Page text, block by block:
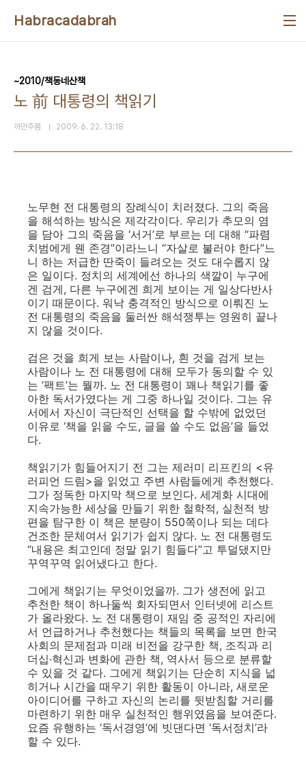
Habracadabrah
~2010/책동네산책
노 前 대통령의 책읽기
까만주름 2009. 6. 22. 13:18
노무현 전 대통령의 장례식이 치러졌다. 그의 죽음
을 해석하는 방식은 제각각이다. 우리가 추모의 염
을 담아 그의 죽음을 ‘서거’로 부르는 데 대해 “파렴
치범에게 웬 존경”이라느니 “자살로 불러야 한다”느
니 하는 저급한 딴죽이 들려오는 것도 대수롭지 않
은 일이다. 정치의 세계에선 하나의 색깔이 누구에
겐 검게, 다른 누구에겐 희게 보이는 게 일상다반사
이기 때문이다. 워낙 충격적인 방식으로 이뤄진 노
전 대통령의 죽음을 둘러싼 해석쟁투는 영원히 끝나
지 않을 것이다.
검은 것을 희게 보는 사람이나, 흰 것을 검게 보는
사람이나 노 전 대통령에 대해 모두가 동의할 수 있
는 ‘팩트’는 뭘까. 노 전 대통령이 꽤나 책읽기를 좋
아한 독서가였다는 게 그중 하나일 것이다. 그는 유
서에서 자신이 극단적인 선택을 할 수밖에 없었던
이유로 ‘책을 읽을 수도, 글을 쓸 수도 없음’을 들었
다.
책읽기가 힘들어지기 전 그는 제러미 리프킨의 <유
러피언 드림>을 읽었고 주변 사람들에게 추천했다.
그가 정독한 마지막 책으로 보인다. 세계화 시대에
지속가능한 세상을 만들기 위한 철학적, 실천적 방
편을 탐구한 이 책은 분량이 550쪽이나 되는 데다
건조한 문체여서 읽기가 쉽지 않다. 노 전 대통령도
“내용은 최고인데 정말 읽기 힘들다”고 투덜댔지만
꾸역꾸역 읽어냈다고 한다.
그에게 책읽기는 무엇이었을까. 그가 생전에 읽고
추천한 책이 하나둘씩 회자되면서 인터넷에 리스트
가 올라왔다. 노 전 대통령이 재임 중 공적인 자리에
서 언급하거나 추천했다는 책들의 목록을 보면 한국
사회의 문제점과 미래 비전을 강구한 책, 조직과 리
더십·혁신과 변화에 관한 책, 역사서 등으로 분류할
수 있을 것 같다. 그에게 책읽기는 단순히 지식을 넓
히거나 시간을 때우기 위한 활동이 아니라, 새로운
아이디어를 구하고 자신의 논리를 뒷받침할 거리를
마련하기 위한 매우 실천적인 행위였음을 보여준다.
요즘 유행하는 ‘독서경영’에 빗댄다면 ‘독서정치’라
할 수 있다.